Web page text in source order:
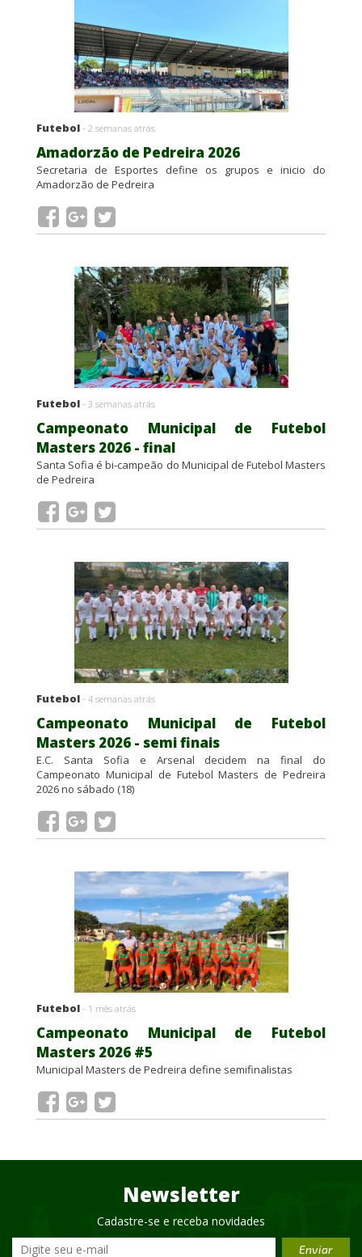
Futebol - 2 semanas atrás
Amadorzão de Pedreira 2026
Secretaria de Esportes define os grupos e inicio do
Amadorzão de Pedreira
Futebol - 3 semanas atrás
Campeonato Municipal de Futebol
Masters 2026 - final
Santa Sofia é bi-campeão do Municipal de Futebol Masters
de Pedreira
Futebol - 4 semanas atrás
Campeonato Municipal de Futebol
Masters 2026 - semi finais
E.C. Santa Sofia e Arsenal decidem na final do
Campeonato Municipal de Futebol Masters de Pedreira
2026 no sábado (18)
Futebol - 1 mês atrás
Campeonato Municipal de Futebol
Masters 2026 #5
Municipal Masters de Pedreira define semifinalistas
Newsletter
Cadastre-se e receba novidades
Enviar